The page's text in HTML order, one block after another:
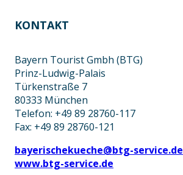
KONTAKT
Bayern Tourist Gmbh (BTG)
Prinz-Ludwig-Palais
Türkenstraße 7
80333 München
Telefon: +49 89 28760-117
Fax: +49 89 28760-121
bayerischekueche@btg-service.de
www.btg-service.de